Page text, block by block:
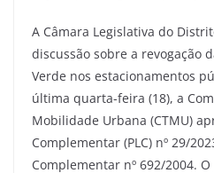
A Câmara Legislativa do
discussão sobre a revogação
Verde nos estacionamentos
última quarta-feira (18), a
Mobilidade Urbana (CTMU)
Complementar (PLC) nº 29/
Complementar nº 692/2004.